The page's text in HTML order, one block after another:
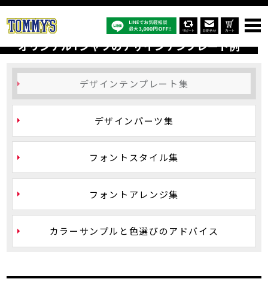
オリジナルTシャツのデザインテンプレート例
オリジナルTシャツのデザインテンプレート例
デザインテンプレート集
デザインパーツ集
フォント スタイル集
フォント アレンジ集
カラーサンプルと色選びのアドバイス